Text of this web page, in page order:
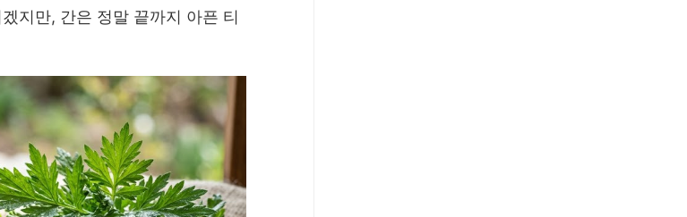
지만, 간은 정말 끝까지 아픈 티